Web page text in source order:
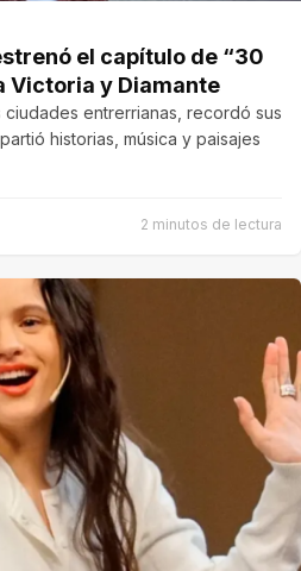
el capítulo de “30
Victoria y Diamante
entrerrianas, recordó sus
historias, música y paisajes
2 minutos de lectura